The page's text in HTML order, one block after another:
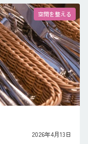
空間を整える
2026年4月13日